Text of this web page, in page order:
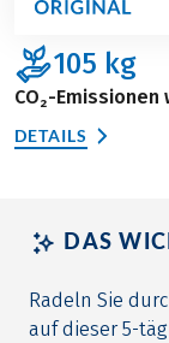
105 kg
CO₂-
DETAILS
DAS
Radeln Sie
auf dieser 5-